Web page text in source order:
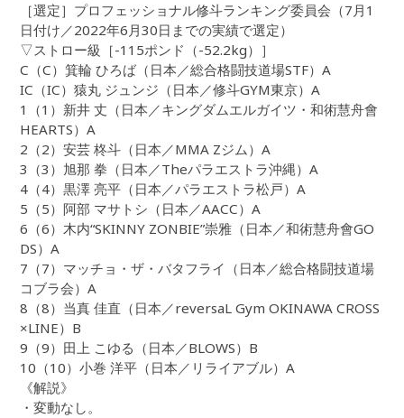
［選定］プロフェッショナル修斗ランキング委員会（7月1
日付け／2022年6月30日までの実績で選定）
▽ストロー級［-115ポンド（-52.2kg）］
C（C）箕輪 ひろば（日本／総合格闘技道場STF）A
IC（IC）猿丸 ジュンジ（日本／修斗GYM東京）A
1（1）新井 丈（日本／キングダムエルガイツ・和術慧舟會
HEARTS）A
2（2）安芸 柊斗（日本／MMA Zジム）A
3（3）旭那 拳（日本／Theパラエストラ沖縄）A
4（4）黒澤 亮平（日本／パラエストラ松戸）A
5（5）阿部 マサトシ（日本／AACC）A
6（6）木内“SKINNY ZONBIE”崇雅（日本／和術慧舟會GO
DS）A
7（7）マッチョ・ザ・バタフライ（日本／総合格闘技道場
コブラ会）A
8（8）当真 佳直（日本／reversaL Gym OKINAWA CROSS
×LINE）B
9（9）田上 こゆる（日本／BLOWS）B
10（10）小巻 洋平（日本／リライアブル）A
《解説》
・変動なし。